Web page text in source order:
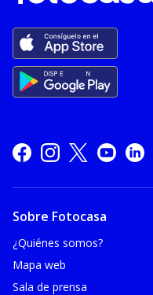
Sobre Fotocasa
¿Quiénes somos?
Mapa web
Sala de prensa